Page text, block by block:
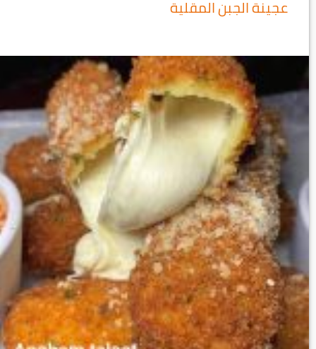
عجينة الجبن المقلية